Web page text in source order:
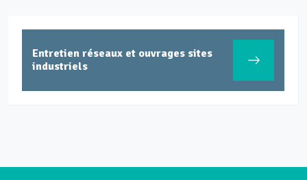
Entretien réseaux et ouvrages sites
industriels